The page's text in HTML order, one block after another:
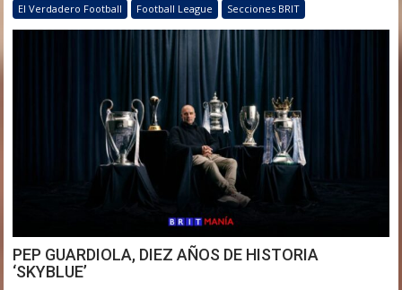
El Verdadero Football Football League Secciones BRIT
PEP GUARDIOLA, DIEZ AÑOS DE HISTORIA
‘SKYBLUE’